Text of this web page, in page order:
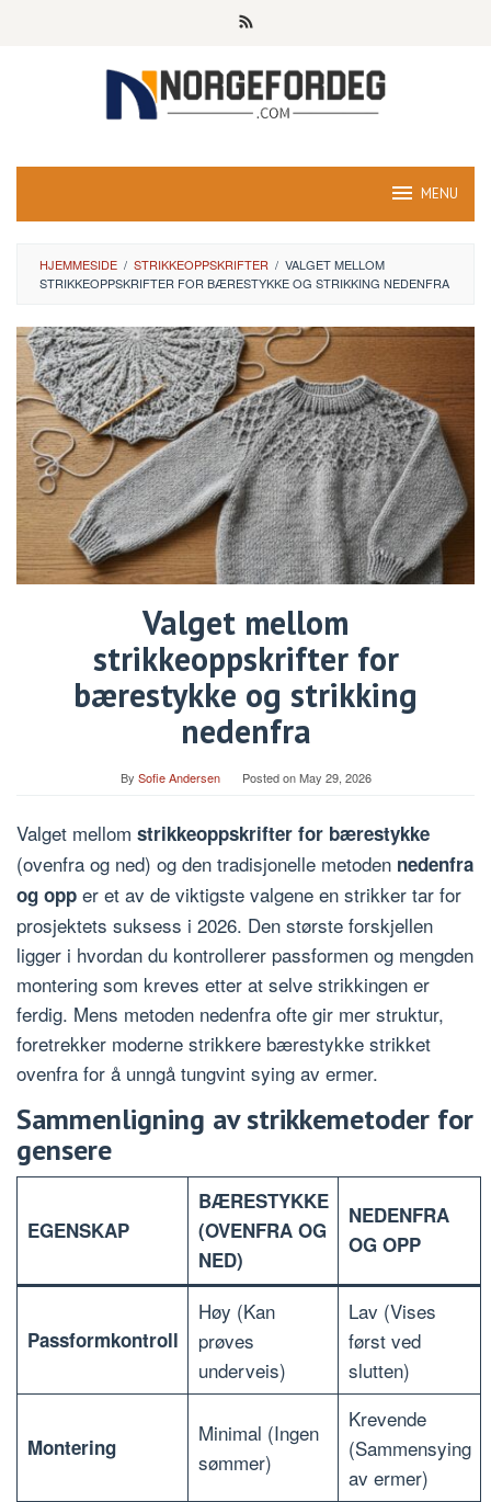
MENU
HJEMMESIDE / STRIKKEOPPSKRIFTER / VALGET MELLOM
STRIKKEOPPSKRIFTER FOR BÆRESTYKKE OG STRIKKING NEDENFRA
Valget mellom
strikkeoppskrifter for
bærestykke og strikking
nedenfra
By Sofie Andersen Posted onMay 29, 2026
Valget mellom strikkeoppskrifter for bærestykke
(ovenfra og ned) og den tradisjonelle metoden nedenfra
og opp er et av de viktigste valgene en strikker tar for
prosjektets suksess i 2026. Den største forskjellen
ligger i hvordan du kontrollerer passformen og mengden
montering som kreves etter at selve strikkingen er
ferdig. Mens metoden nedenfra ofte gir mer struktur,
foretrekker moderne strikkere bærestykke strikket
ovenfra for å unngå tungvint sying av ermer.
Sammenligning av strikkemetoder for
gensere
EGENSKAP
BÆRESTYKKE
(OVENFRA OG
NED)
NEDENFRA
OG OPP
Passformkontroll
Høy (Kan
prøves
underveis)
Lav (Vises
først ved
slutten)
Montering
Minimal (Ingen
sømmer)
Krevende
(Sammensying
av ermer)